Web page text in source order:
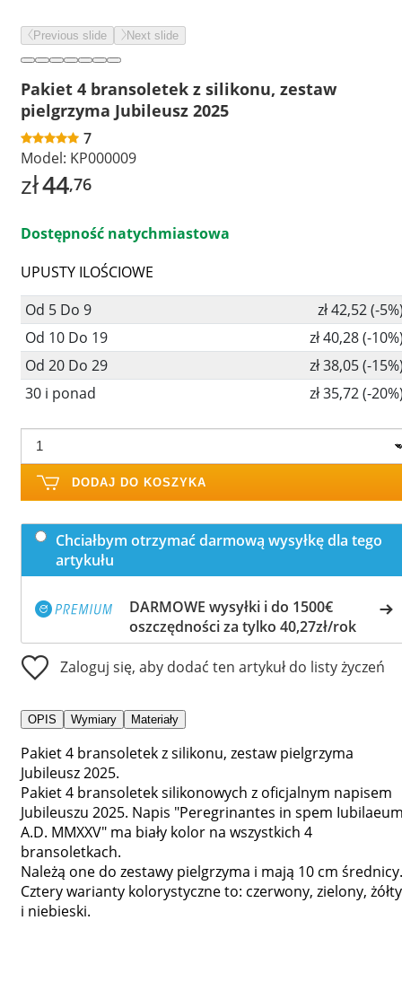
Previous slide Next slide
Pakiet 4 bransoletek z silikonu, zestaw
pielgrzyma Jubileusz 2025
7
Model: KP000009
zł44,76
Dostępność natychmiastowa
UPUSTY ILOŚCIOWE
Od 5 Do 9
zł 42,52 (-
Od 10 Do 19
zł 40,28 (-
Od 20 Do 29
zł 38,05 (-
30 i ponad
zł 35,72 (-
DODAJ DO KOSZYKA
Chciałbym otrzymać darmową wysyłkę dla tego
artykułu
DARMOWE wysyłki i do 1500€
oszczędności za tylko 40,27zł/rok
Zaloguj się, aby dodać ten artykuł do listy życzeń
OPIS Wymiary Materiały
Pakiet 4 bransoletek z silikonu, zestaw pielgrzyma
Jubileusz 2025.
Pakiet 4 bransoletek silikonowych z oficjalnym napisem
Jubileuszu 2025. Napis "Peregrinantes in spem
A.D. MMXXV" ma biały kolor na wszystkich 4
bransoletkach.
Należą one do zestawy pielgrzyma i mają 10 cm średnicy.
Cztery warianty kolorystyczne to: czerwony, zielony, żółty
i niebieski.